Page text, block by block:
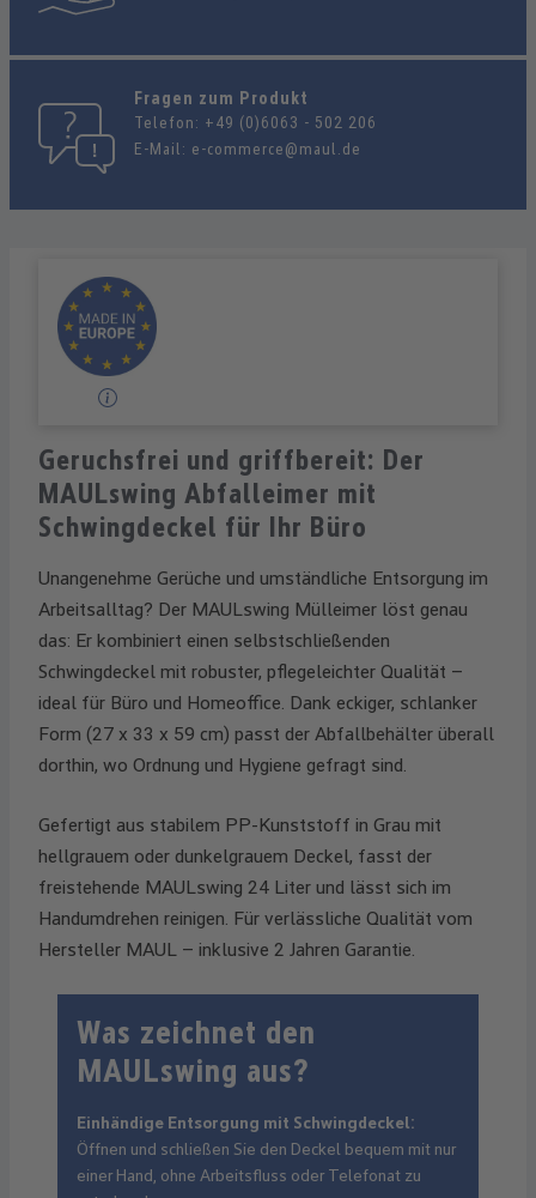
Fragen zum Produkt
Telefon: +49 (0)6063 - 502 206
E-Mail: e-commerce@maul.de
Geruchsfrei und griffbereit: Der
MAULswing Abfalleimer mit
Schwingdeckel für Ihr Büro
Unangenehme Gerüche und umständliche Entsorgung im
Arbeitsalltag? Der MAULswing Mülleimer löst genau
das: Er kombiniert einen selbstschließenden
Schwingdeckel mit robuster, pflegeleichter Qualität –
ideal für Büro und Homeoffice. Dank eckiger, schlanker
Form (27 x 33 x 59 cm) passt der Abfallbehälter überall
dorthin, wo Ordnung und Hygiene gefragt sind.
Gefertigt aus stabilem PP-Kunststoff in Grau mit
hellgrauem oder dunkelgrauem Deckel, fasst der
freistehende MAULswing 24 Liter und lässt sich im
Handumdrehen reinigen. Für verlässliche Qualität vom
Hersteller MAUL – inklusive 2 Jahren Garantie.
Was zeichnet den
MAULswing aus?
Einhändige Entsorgung mit Schwingdeckel:
Öffnen und schließen Sie den Deckel bequem mit nur
einer Hand, ohne Arbeitsfluss oder Telefonat zu